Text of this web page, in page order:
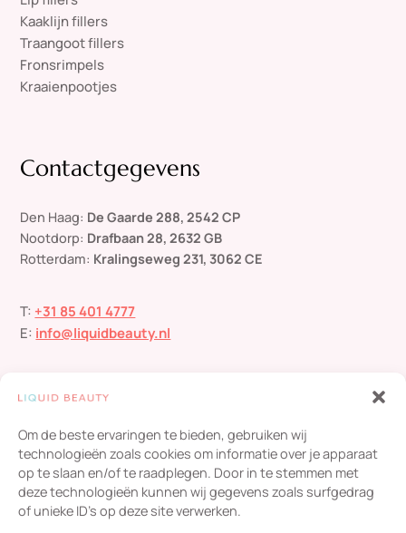
Om de beste ervaringen te bieden, gebruiken wij
technologieën zoals cookies om informatie over je apparaat
op te slaan en/of te raadplegen. Door in te stemmen met
deze technologieën kunnen wij gegevens zoals surfgedrag
of unieke ID's op deze site verwerken.
Kaaklijn fillers
Traangoot fillers
Fronsrimpels
Kraaienpootjes
Contactgegevens
Den Haag: De Gaarde 288, 2542 CP
Nootdorp: Drafbaan 28, 2632 GB
Rotterdam: Kralingseweg 231, 3062 CE
T: +31 85 401 4777
E: info@liquidbeauty.nl
Liquid Beauty scoort een4,8 / 5op basis van454
beoordelingen